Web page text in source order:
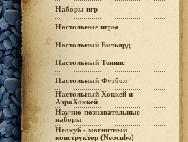
Наборы игр
Настольные игры
Настольный Бильярд
Настольный Теннис
Настольный Футбол
Настольный Хоккей и
АэроХоккей
Научно-познавательные
наборы
Неокуб - магнитный
конструктор (Neocube)